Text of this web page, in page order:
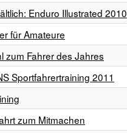
Enduro Illustrated 2010
für Amateure
zum Fahrer des Jahres
Sportfahrertraining 2011
zum Mitmachen